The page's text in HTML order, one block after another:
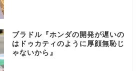
ブラドル『ホンダの開発が遅いの
はドゥカティのように厚顔無恥じ
ゃないから』